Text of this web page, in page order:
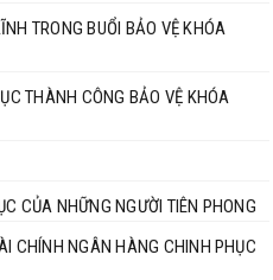
TRONG BUỔI BẢO VỆ KHÓA
THÀNH CÔNG BẢO VỆ KHÓA
CỦA NHỮNG NGƯỜI TIÊN PHONG
CHÍNH NGÂN HÀNG CHINH PHỤC